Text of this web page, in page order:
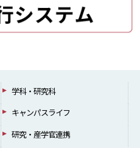
学科・研究科
キャンパスライフ
研究・産学官連携